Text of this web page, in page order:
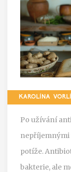
KAROLÍNA
Po užívání
nepříjemnými
potíže.
bakterie, ale